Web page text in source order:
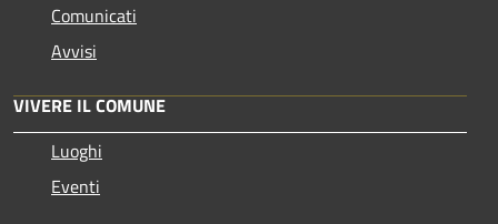
Comunicati
Avvisi
VIVERE IL COMUNE
Luoghi
Eventi